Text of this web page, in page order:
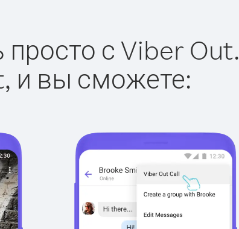
с Viber Out.
и вы сможете: